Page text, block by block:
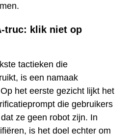
truc: klik niet op
tactieken die
is een namaak
het eerste gezicht lijkt het
die gebruikers
ze geen robot zijn. In
is het doel echter om